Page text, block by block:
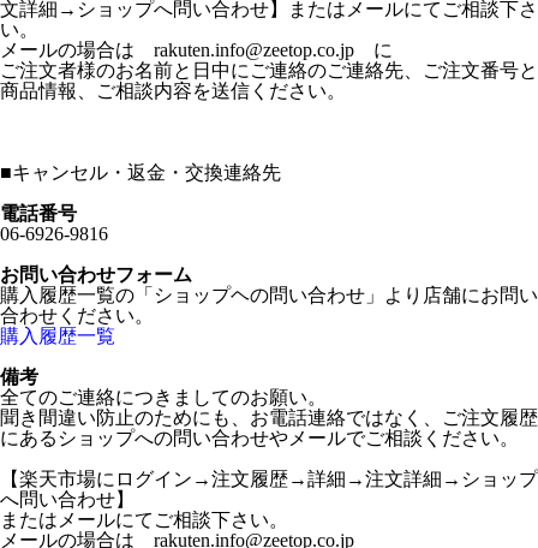
文詳細→ショップへ問い合わせ】またはメールにてご相談下さ
い。
メールの場合は rakuten.info@zeetop.co.jp に
ご注文者様のお名前と日中にご連絡のご連絡先、ご注文番号と
商品情報、ご相談内容を送信ください。
■キャンセル・返金・交換連絡先
電話番号
06-6926-9816
お問い合わせフォーム
購入履歴一覧の「ショップヘの問い合わせ」より店舗にお問い
合わせください。
購入履歴一覧
備考
全てのご連絡につきましてのお願い。
聞き間違い防止のためにも、お電話連絡ではなく、ご注文履歴
にあるショップへの問い合わせやメールでご相談ください。
【楽天市場にログイン→注文履歴→詳細→注文詳細→ショップ
へ問い合わせ】
またはメールにてご相談下さい。
メールの場合は rakuten.info@zeetop.co.jp